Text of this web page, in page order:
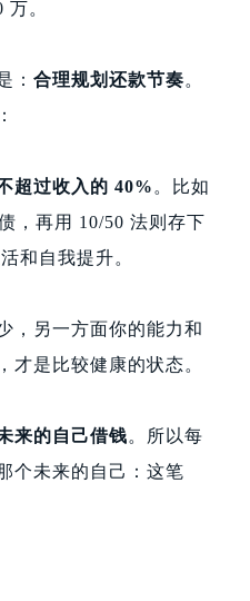
。
： 合理规划还款节奏。
：
超过收入的 40% 。比如
，再用 10/50 法则存下
和自我提升。
，另一方面你的能力和
才是比较健康的状态。
来的自己借钱。所以每
个未来的自己：这笔